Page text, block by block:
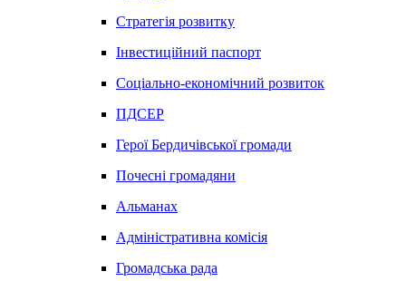
Стратегія розвитку
Інвестиційний паспорт
Соціально-економічний розвиток
ПДСЕР
Герої Бердичівської громади
Почесні громадяни
Альманах
Адміністративна комісія
Громадська рада